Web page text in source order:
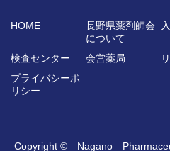
HOME
長野県薬剤師会
について
検査センター 会営薬局
プライバシーポ
リシー
Copyright © Nagano